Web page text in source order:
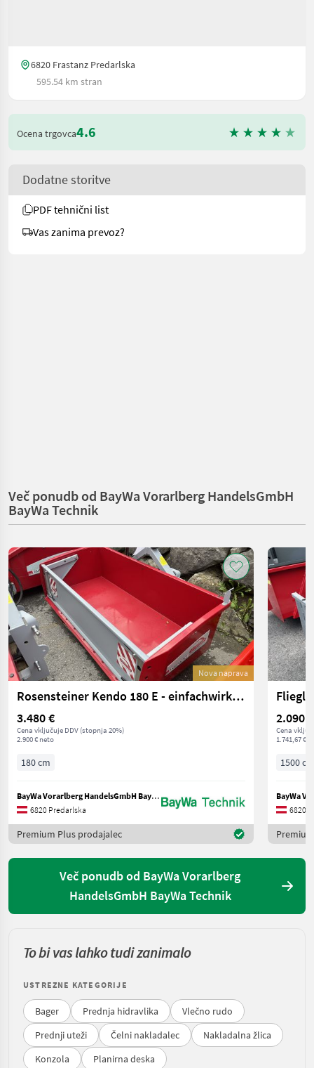
6820 Frastanz Predarlska
595.54 km stran
Ocena trgovca4.6
Dodatne storitve
PDF tehnični list
Vas zanima prevoz?
Več ponudb od BayWa Vorarlberg HandelsGmbH
BayWa Technik
Nova naprava
Rosensteiner Kendo 180 E - einfachwirkend
3.480 €
Cena vključuje DDV (stopnja 20%)
2.900 € neto
180 cm
BayWa Vorarlberg HandelsGmbH BayWa Technik
6820 Predarlska
Premium Plus prodajalec
2.090 €
Cena
1.741,67 €
1500 cm
6820
Več ponudb od BayWa Vorarlberg
HandelsGmbH BayWa Technik
To bi vas lahko tudi zanimalo
USTREZNE KATEGORIJE
Bager Prednja hidravlika
Vlečno rudo
Prednji uteži
Čelni nakladalec
Nakladalna žlica
Konzola
Planirna deska